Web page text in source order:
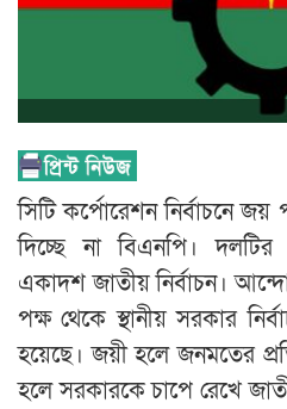
সিটি কর্পোরেশন নির্বাচনে
দিচ্ছে না বিএনপি।
একাদশ জাতীয় নির্বাচন।
পক্ষ থেকে স্থানীয় সরকার
হয়েছে। জয়ী হলে জনমতের
হলে সরকারকে চাপে রেখে